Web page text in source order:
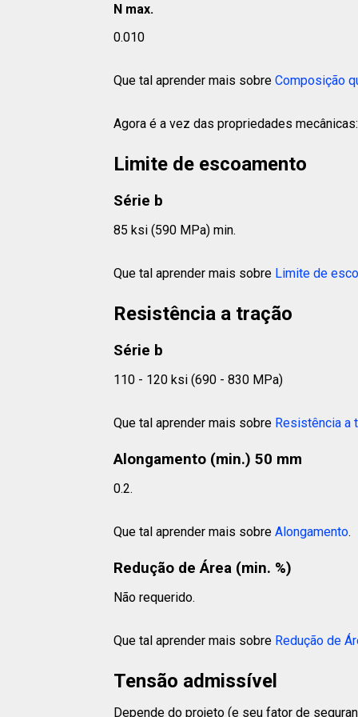
N max.
0.010
Que tal aprender mais sobre Composição
Agora é a vez das propriedades mecânicas:
Limite de escoamento
Série b
85 ksi (590 MPa) min.
Que tal aprender mais sobre Limite de
Resistência a tração
Série b
110 - 120 ksi (690 - 830 MPa)
Que tal aprender mais sobre Resistência a
Alongamento (min.) 50 mm
0.2.
Que tal aprender mais sobre Alongamento.
Redução de Área (min. %)
Não requerido.
Que tal aprender mais sobre Redução de
Tensão admissível
Depende do projeto (e seu fator de